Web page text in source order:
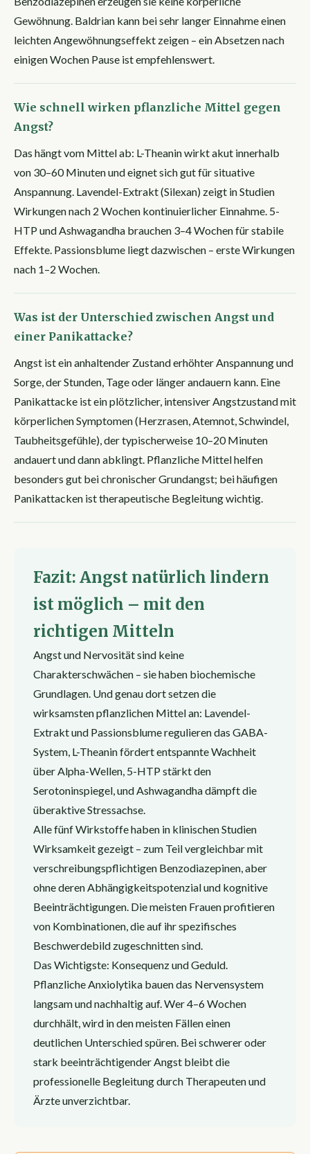
Gewöhnung. Baldrian kann bei sehr langer Einnahme einen
leichten Angewöhnungseffekt zeigen – ein Absetzen nach
einigen Wochen Pause ist empfehlenswert.
Wie schnell wirken pflanzliche Mittel gegen
Angst?
Das hängt vom Mittel ab: L-Theanin wirkt akut innerhalb
von 30–60 Minuten und eignet sich gut für situative
Anspannung. Lavendel-Extrakt (Silexan) zeigt in Studien
Wirkungen nach 2 Wochen kontinuierlicher Einnahme. 5-
HTP und Ashwagandha brauchen 3–4 Wochen für stabile
Effekte. Passionsblume liegt dazwischen – erste Wirkungen
nach 1–2 Wochen.
Was ist der Unterschied zwischen Angst und
einer Panikattacke?
Angst ist ein anhaltender Zustand erhöhter Anspannung und
Sorge, der Stunden, Tage oder länger andauern kann. Eine
Panikattacke ist ein plötzlicher, intensiver Angstzustand mit
körperlichen Symptomen (Herzrasen, Atemnot, Schwindel,
Taubheitsgefühle), der typischerweise 10–20 Minuten
andauert und dann abklingt. Pflanzliche Mittel helfen
besonders gut bei chronischer Grundangst; bei häufigen
Panikattacken ist therapeutische Begleitung wichtig.
Fazit: Angst natürlich lindern
ist möglich – mit den
richtigen Mitteln
Angst und Nervosität sind keine
Charakterschwächen – sie haben biochemische
Grundlagen. Und genau dort setzen die
wirksamsten pflanzlichen Mittel an: Lavendel-
Extrakt und Passionsblume regulieren das GABA-
System, L-Theanin fördert entspannte Wachheit
über Alpha-Wellen, 5-HTP stärkt den
Serotoninspiegel, und Ashwagandha dämpft die
überaktive Stressachse.
Alle fünf Wirkstoffe haben in klinischen Studien
Wirksamkeit gezeigt – zum Teil vergleichbar mit
verschreibungspflichtigen Benzodiazepinen, aber
ohne deren Abhängigkeitspotenzial und kognitive
Beeinträchtigungen. Die meisten Frauen profitieren
von Kombinationen, die auf ihr spezifisches
Beschwerdebild zugeschnitten sind.
Das Wichtigste: Konsequenz und Geduld.
Pflanzliche Anxiolytika bauen das Nervensystem
langsam und nachhaltig auf. Wer 4–6 Wochen
durchhält, wird in den meisten Fällen einen
deutlichen Unterschied spüren. Bei schwerer oder
stark beeinträchtigender Angst bleibt die
professionelle Begleitung durch Therapeuten und
Ärzte unverzichtbar.